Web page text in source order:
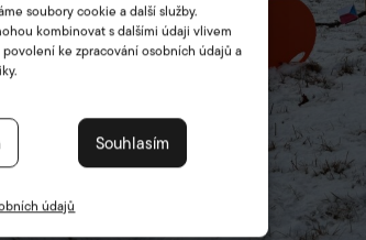
soubory cookie a další služby.
kombinovat s dalšími údaji vlivem
ke zpracování osobních údajů a
Souhlasím
údajů